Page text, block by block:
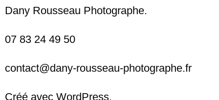
Dany Rousseau Photographe.
07 83 24 49 50
contact@dany-rousseau-photographe.fr
Créé avec WordPress.